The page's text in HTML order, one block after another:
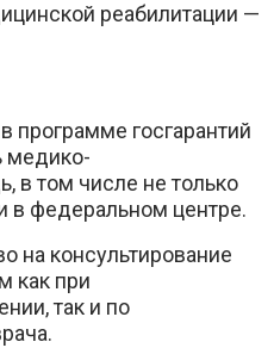
реабилитации —
программе госгарантий
медико-
в том числе не только
в федеральном центре.
на консультирование
как при
так и по